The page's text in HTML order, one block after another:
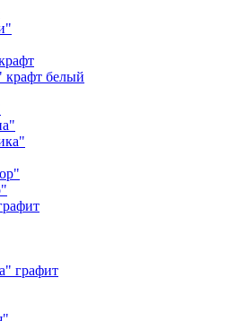
крафт белый
графит